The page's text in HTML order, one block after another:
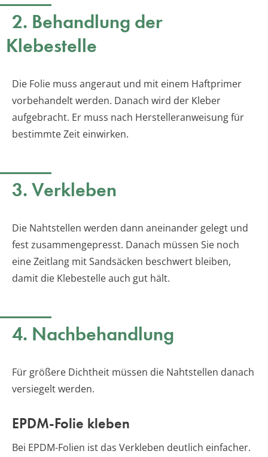
2. Behandlung der
Klebestelle
Die Folie muss angeraut und mit einem Haftprimer
vorbehandelt werden. Danach wird der Kleber
aufgebracht. Er muss nach Herstelleranweisung für
bestimmte Zeit einwirken.
3. Verkleben
Die Nahtstellen werden dann aneinander gelegt und
fest zusammengepresst. Danach müssen Sie noch
eine Zeitlang mit Sandsäcken beschwert bleiben,
damit die Klebestelle auch gut hält.
4. Nachbehandlung
Für größere Dichtheit müssen die Nahtstellen danach
versiegelt werden.
EPDM-Folie kleben
Bei EPDM-Folien ist das Verkleben deutlich einfacher.